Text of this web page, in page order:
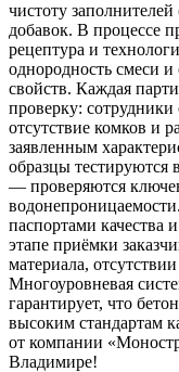
чистоту
добавок. В процессе
рецептура и
однородность смеси и
свойств. Каждая
проверку:
отсутствие комков и
заявленным
образцы тестируются
— проверяются
паспортами качества
этапе приёмки
материала,
Многоуровневая
гарантирует, что
высоким стандартам
от компании
Владимире!